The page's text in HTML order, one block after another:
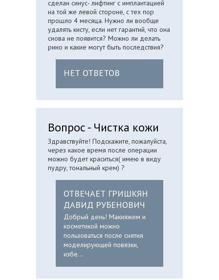
сделан синус- лифтинг с имплантацией
на той же левой стороне, с тех пор
прошло 4 месяца. Нужно ли вообще
удалять кисту, если нет гарантий, что она
снова не появится? Можно ли делать
рино и какие могут быть последствия?
НЕТ ОТВЕТОВ
Вопрос - Чистка кожи
Здравствуйте! Подскажите, пожалуйста,
через какое время после операции
можно будет краситься( имею в виду
пудру, тональный крем) ?
ОТВЕЧАЕТ ГРИШКЯН
ДАВИД РУБЕНОВИЧ
Добрый день! Макияжем и
косметикой можно
пользоваться после снятия
моделирующей повязки,
избе...